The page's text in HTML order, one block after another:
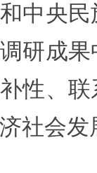
中央
研成
性、
社会发